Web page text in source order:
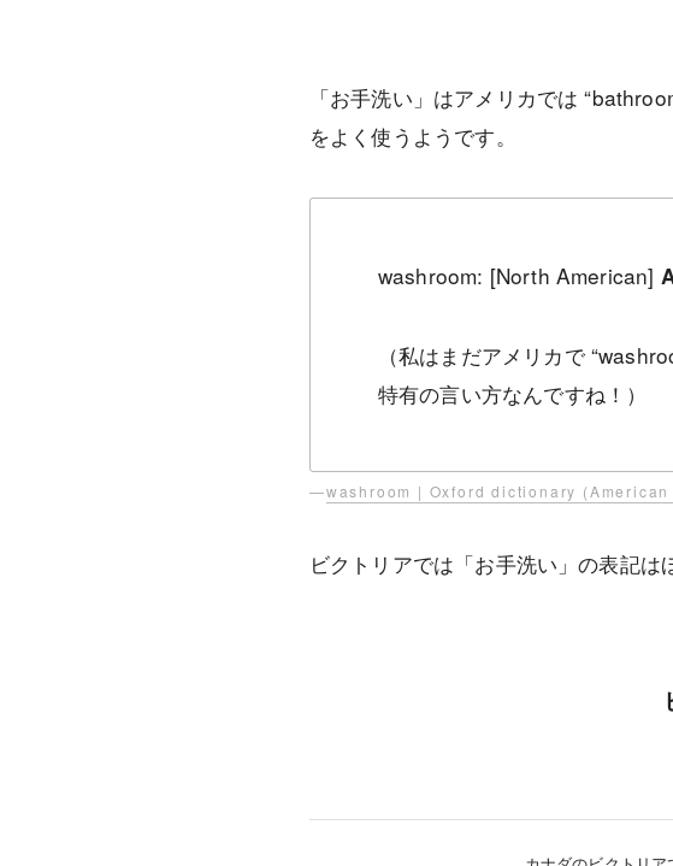
「お手洗い」はアメリカでは
をよく使うようです。
washroom: [North American]
（私はまだアメリカで
特有の言い方なんですね！）
—washroom | Oxford dictionary
ビクトリアでは「お手洗い」の表記は